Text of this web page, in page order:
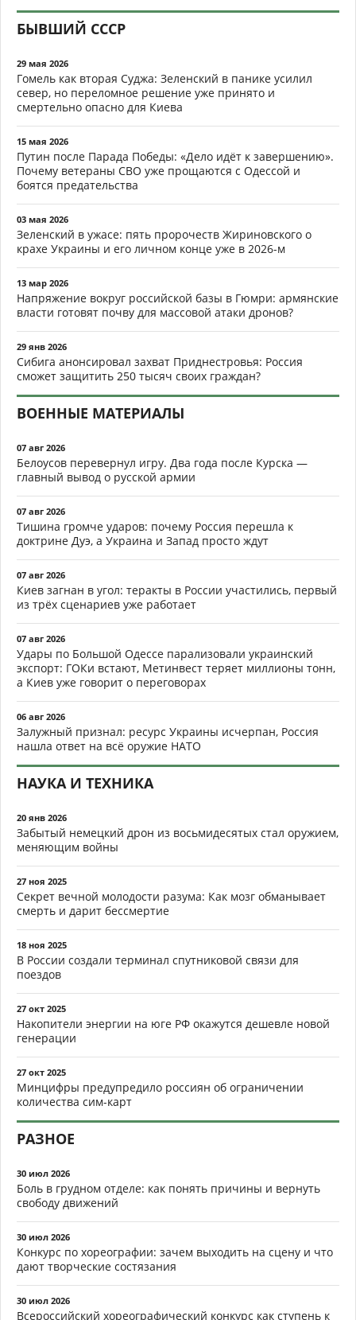
БЫВШИЙ СССР
29 мая 2026
Гомель как вторая Суджа: Зеленский в панике усилил
север, но переломное решение уже принято и
смертельно опасно для Киева
15 мая 2026
Путин после Парада Победы: «Дело идёт к завершению».
Почему ветераны СВО уже прощаются с Одессой и
боятся предательства
03 мая 2026
Зеленский в ужасе: пять пророчеств Жириновского о
крахе Украины и его личном конце уже в 2026-м
13 мар 2026
Напряжение вокруг российской базы в Гюмри: армянские
власти готовят почву для массовой атаки дронов?
29 янв 2026
Сибига анонсировал захват Приднестровья: Россия
сможет защитить 250 тысяч своих граждан?
ВОЕННЫЕ МАТЕРИАЛЫ
07 авг 2026
Белоусов перевернул игру. Два года после Курска —
главный вывод о русской армии
07 авг 2026
Тишина громче ударов: почему Россия перешла к
доктрине Дуэ, а Украина и Запад просто ждут
07 авг 2026
Киев загнан в угол: теракты в России участились, первый
из трёх сценариев уже работает
07 авг 2026
Удары по Большой Одессе парализовали украинский
экспорт: ГОКи встают, Метинвест теряет миллионы тонн,
а Киев уже говорит о переговорах
06 авг 2026
Залужный признал: ресурс Украины исчерпан, Россия
нашла ответ на всё оружие НАТО
НАУКА И ТЕХНИКА
20 янв 2026
Забытый немецкий дрон из восьмидесятых стал оружием,
меняющим войны
27 ноя 2025
Секрет вечной молодости разума: Как мозг обманывает
смерть и дарит бессмертие
18 ноя 2025
В России создали терминал спутниковой связи для
поездов
27 окт 2025
Накопители энергии на юге РФ окажутся дешевле новой
генерации
27 окт 2025
Минцифры предупредило россиян об ограничении
количества сим-карт
РАЗНОЕ
30 июл 2026
Боль в грудном отделе: как понять причины и вернуть
свободу движений
30 июл 2026
Конкурс по хореографии: зачем выходить на сцену и что
дают творческие состязания
30 июл 2026
Всероссийский хореографический конкурс как ступень к